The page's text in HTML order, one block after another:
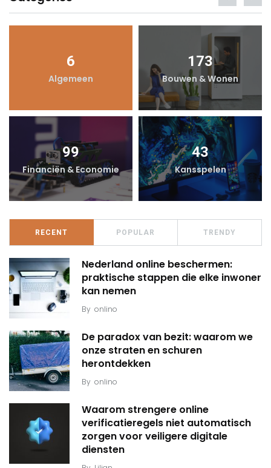
6
Algemeen
173
Bouwen & Wonen
99
Financiën & Economie
43
Kansspelen
RECENT POPULAR TRENDY
Nederland online beschermen:
praktische stappen die elke inwoner
kan nemen
By onlino
De paradox van bezit: waarom we
onze straten en schuren
herontdekken
By onlino
Waarom strengere online
verificatieregels niet automatisch
zorgen voor veiligere digitale
diensten